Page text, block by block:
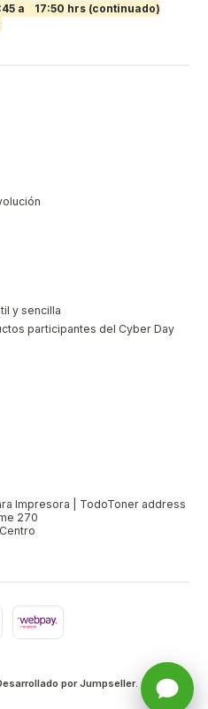
a
17:50 hrs (continuado)
y sencilla
participantes del Cyber Day
Impresora | TodoToner address
270
por Jumpseller.